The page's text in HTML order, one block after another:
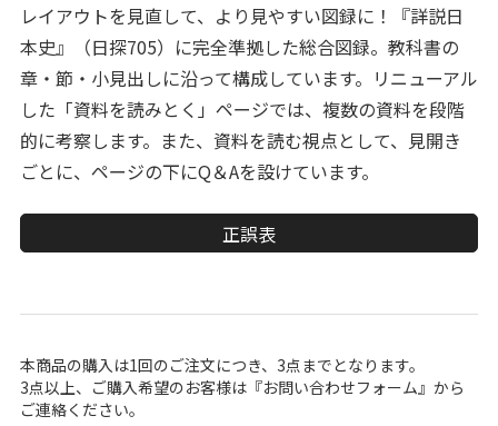
レイアウトを見直して、より見やすい図録に！『詳説日
本史』（日探705）に完全準拠した総合図録。教科書の
章・節・小見出しに沿って構成しています。リニューアル
した「資料を読みとく」ページでは、複数の資料を段階
的に考察します。また、資料を読む視点として、見開き
ごとに、ページの下にQ＆Aを設けています。
正誤表
本商品の購入は1回のご注文につき、3点までとなります。
3点以上、ご購入希望のお客様は『お問い合わせフォーム 』から
ご連絡ください。